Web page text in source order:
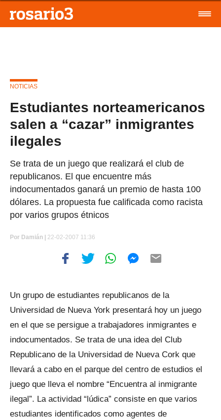
NOTICIAS
Estudiantes norteamericanos
salen a “cazar” inmigrantes
ilegales
Se trata de un juego que realizará el club de
republicanos. El que encuentre más
indocumentados ganará un premio de hasta 100
dólares. La propuesta fue calificada como racista
por varios grupos étnicos
Por Damián | 22-02-2007 11:36
Un grupo de estudiantes republicanos de la
Universidad de Nueva York presentará hoy un juego
en el que se persigue a trabajadores inmigrantes e
indocumentados. Se trata de una idea del Club
Republicano de la Universidad de Nueva Cork que
llevará a cabo en el parque del centro de estudios el
juego que lleva el nombre “Encuentra al inmigrante
ilegal”. La actividad “lúdica” consiste en que varios
estudiantes identificados como agentes de